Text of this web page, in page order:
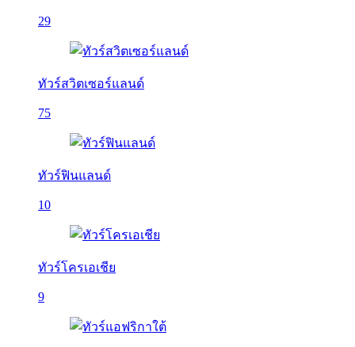
29
ทัวร์สวิตเซอร์แลนด์
75
ทัวร์ฟินแลนด์
10
ทัวร์โครเอเชีย
9